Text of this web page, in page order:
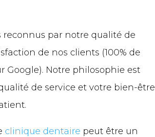
reconnus par notre qualité de
de nos clients (100% de
Google). Notre philosophie est
de service et votre bien-être
clinique dentaire peut être un